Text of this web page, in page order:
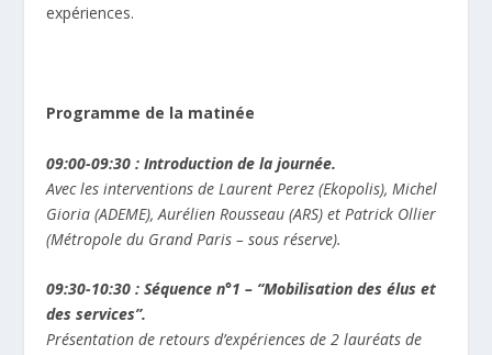
expériences.
Programme de la matinée
09:00-09:30 : Introduction de la journée.
Avec les interventions de Laurent Perez (Ekopolis), Michel
Gioria (ADEME), Aurélien Rousseau (ARS) et Patrick Ollier
(Métropole du Grand Paris – sous réserve).
09:30-10:30 : Séquence n°1 – “Mobilisation des élus et
des services”.
Présentation de retours d’expériences de 2 lauréats de